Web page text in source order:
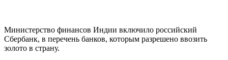
Министерство финансов Индии включило российский
Сбербанк, в перечень банков, которым разрешено ввозить
золото в страну.